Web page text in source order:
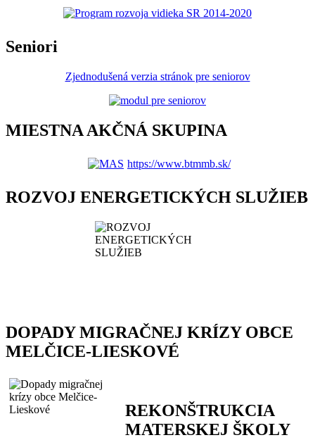
Seniori
Zjednodušená verzia stránok pre seniorov
MIESTNA AKČNÁ SKUPINA
https://www.btmmb.sk/
ROZVOJ ENERGETICKÝCH SLUŽIEB
DOPADY MIGRAČNEJ KRÍZY OBCE
MELČICE-LIESKOVÉ
REKONŠTRUKCIA
MATERSKEJ ŠKOLY